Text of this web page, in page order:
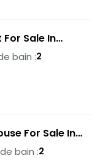
Sale In
bain :2
For Sale In
bain :2